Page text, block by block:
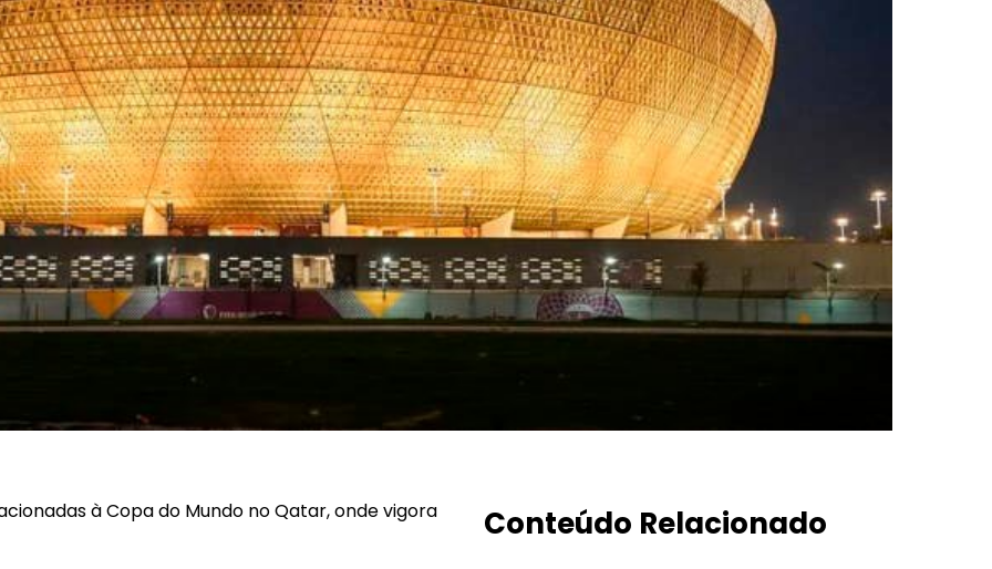
à Copa do Mundo no Qatar, onde vigora
Conteúdo Relacionado